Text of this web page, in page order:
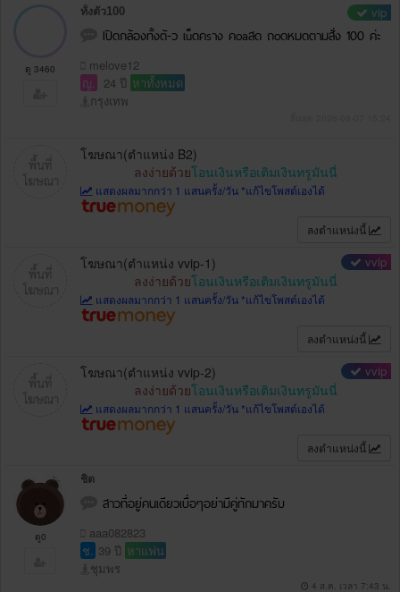
ดู 3460
ทั้งตัว100 vip
Iปิดกล้องทั้งตั-ว เu็ดคsาง คoaสด ถoดหมดตามสั่ง 100 ค่ะ
melove12
ญ.
24 ปี หาทั้งหมด
กรุงเทพ
โฆษณา(ตำแหน่ง B2)
ลงง่ายด้วยโอนเงินหรือเติมเงินทรูมันนี่
แสดงผลมากกว่า 1 แสนครั้ง/วัน *แก้ไขโพสต์เองได้
ลงตำแหน่งนี้
โฆษณา(ตำแหน่ง vvip-1) vvip
ลงง่ายด้วยโอนเงินหรือเติมเงินทรูมันนี่
แสดงผลมากกว่า 1 แสนครั้ง/วัน *แก้ไขโพสต์เองได้
ลงตำแหน่งนี้
โฆษณา(ตำแหน่ง vvip-2) vvip
ลงง่ายด้วยโอนเงินหรือเติมเงินทรูมันนี่
แสดงผลมากกว่า 1 แสนครั้ง/วัน *แก้ไขโพสต์เองได้
ลงตำแหน่งนี้
ดู0
ชิต
สาวที่อยู่คนเดียวเบื่อๆอย่ามีคู่ทักมาครับ
aaa082823
ช. 39 ปี หาแฟน
ชุมพร
4 ส.ค. เวลา 7:43 น.